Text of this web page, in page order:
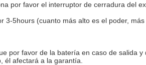
por favor el interruptor de cerradura del
3-5hours (cuanto más alto es el poder, más
por favor de la batería en caso de salida y
él afectará a la garantía.